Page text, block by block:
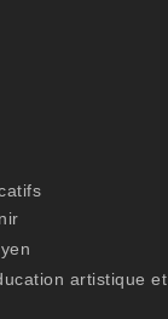
artistique et